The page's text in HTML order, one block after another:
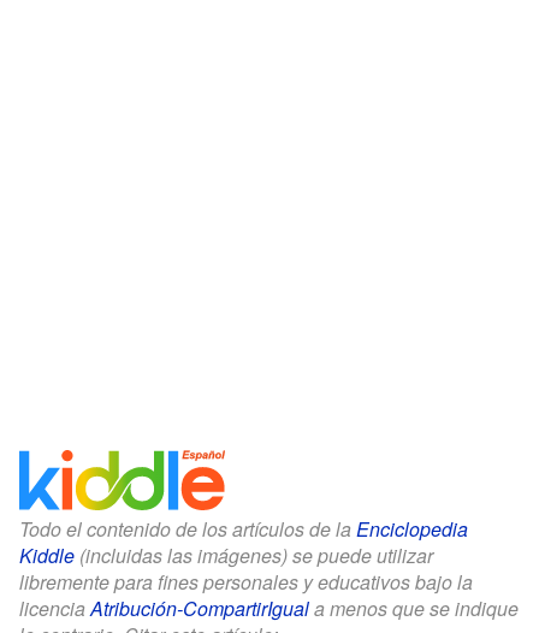
Todo el contenido de los artículos de la Enciclopedia
Kiddle (incluidas las imágenes) se puede utilizar
libremente para fines personales y educativos bajo la
licenciaAtribución-CompartirIguala menos que se indique